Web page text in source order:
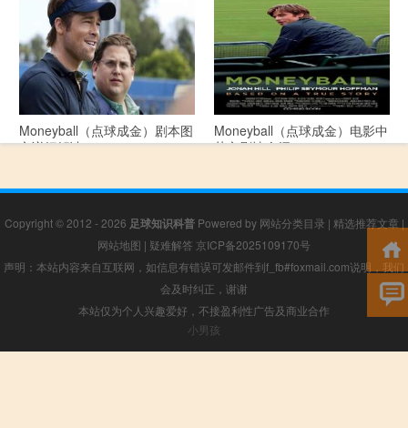
Moneyball（点球成金）剧本图
文详细解读
Moneyball（点球成金）电影中
英文剧情介绍
Copyright © 2012 - 2026 足球知识科普Powered by 网站分类目录 | 精选推荐文章 |
网站地图 | 疑难解答 京ICP备2025109170号
声明：本站内容来自互联网，如信息有错误可发邮件到f_fb#foxmail.com说明，我们
会及时纠正，谢谢
本站仅为个人兴趣爱好，不接盈利性广告及商业合作
小男孩